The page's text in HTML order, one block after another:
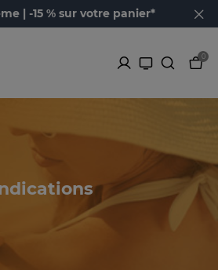
| -15 % sur votre panier*
0